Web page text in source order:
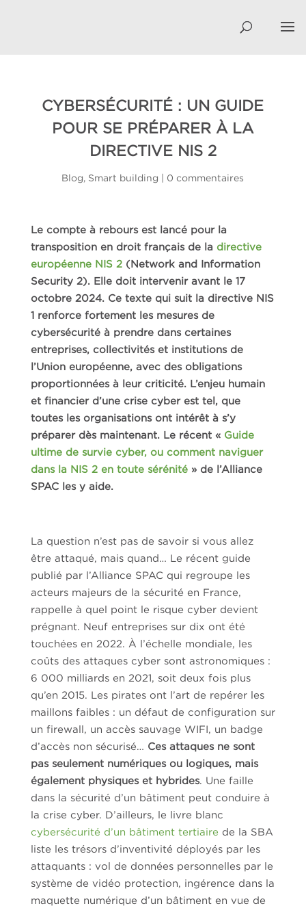
CYBERSÉCURITÉ : UN GUIDE
POUR SE PRÉPARER À LA
DIRECTIVE NIS 2
Blog, Smart building 0 commentaires
Le compte à rebours est lancé pour la
transposition en droit français de la directive
européenne NIS 2(Network and Information
Security 2). Elle doit intervenir avant le 17
octobre 2024. Ce texte qui suit la directive NIS
1 renforce fortement les mesures de
cybersécurité à prendre dans certaines
entreprises, collectivités et institutions de
l’Union européenne, avec des obligations
proportionnées à leur criticité. L’enjeu humain
et financier d’une crise cyber est tel, que
toutes les organisations ont intérêt à s’y
préparer dès maintenant. Le récent « Guide
ultime de survie cyber, ou comment naviguer
dans la NIS 2 en toute sérénité» de l’Alliance
SPAC les y aide.
La question n’est pas de savoir si vous allez
être attaqué, mais quand… Le récent guide
publié par l’Alliance SPAC qui regroupe les
acteurs majeurs de la sécurité en France,
rappelle à quel point le risque cyber devient
prégnant. Neuf entreprises sur dix ont été
touchées en 2022. À l’échelle mondiale, les
coûts des attaques cyber sont astronomiques :
6 000 milliards en 2021, soit deux fois plus
qu’en 2015. Les pirates ont l’art de repérer les
maillons faibles : un défaut de configuration sur
un firewall, un accès sauvage WIFI, un badge
d’accès non sécurisé… Ces attaques ne sont
pas seulement numériques ou logiques, mais
également physiques et hybrides. Une faille
dans la sécurité d’un bâtiment peut conduire à
la crise cyber. D’ailleurs, le livre blanc
cybersécurité d’un bâtiment tertiaire de la SBA
liste les trésors d’inventivité déployés par les
attaquants : vol de données personnelles par le
système de vidéo protection, ingérence dans la
maquette numérique d’un bâtiment en vue de